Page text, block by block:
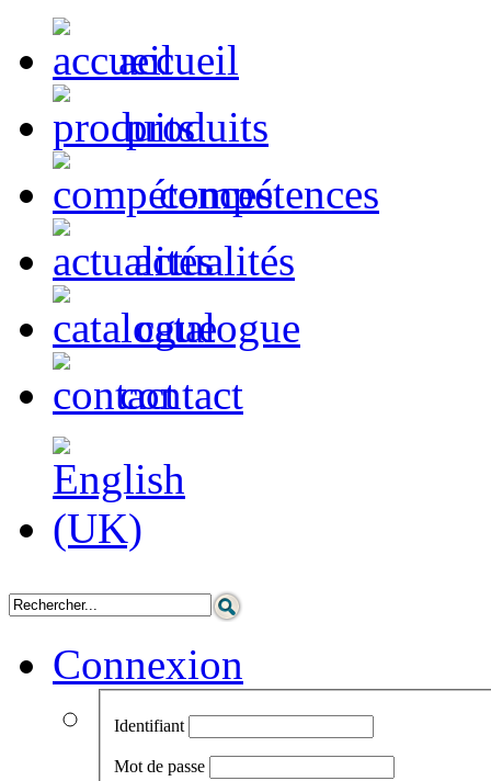
accueil
produits
compétences
actualités
catalogue
contact
Connexion
Identifiant
Mot de passe